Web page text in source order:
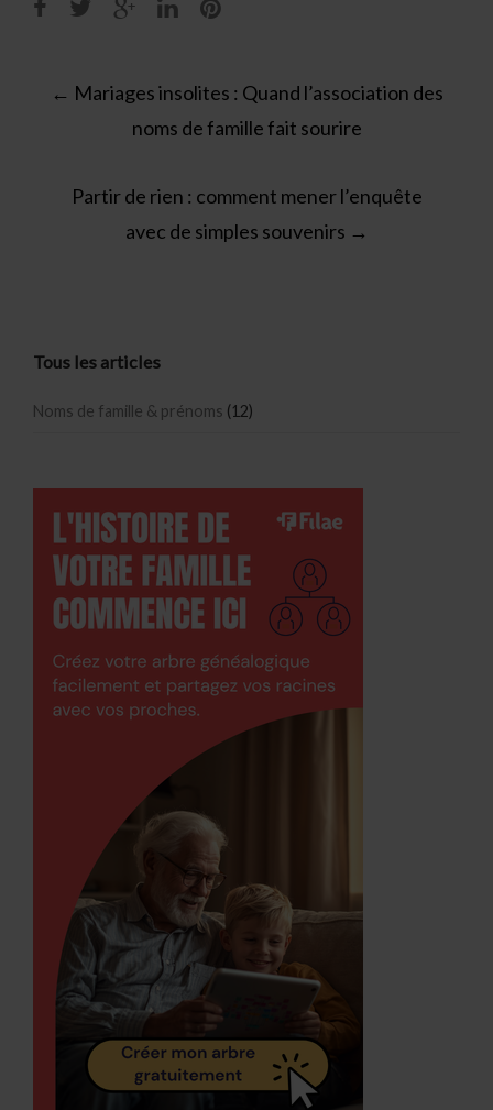
Post
navigation
← Mariages insolites : Quand l’association des
noms de famille fait sourire
Partir de rien : comment mener l’enquête
avec de simples souvenirs →
Tous les articles
Noms de famille & prénoms (12)